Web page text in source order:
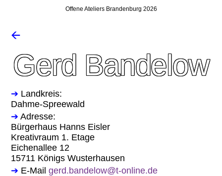
Offene Ateliers Brandenburg 2026
🡨
Gerd Bandelow
➔ Landkreis:
Dahme-Spreewald
➔ Adresse:
Bürgerhaus Hanns Eisler
Kreativraum 1. Etage
Eichenallee 12
15711 Königs Wusterhausen
➔ E-Mailgerd.bandelow@t-online.de